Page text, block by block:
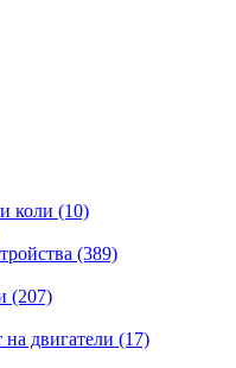
коли (10)
(389)
(207)
двигатели (17)